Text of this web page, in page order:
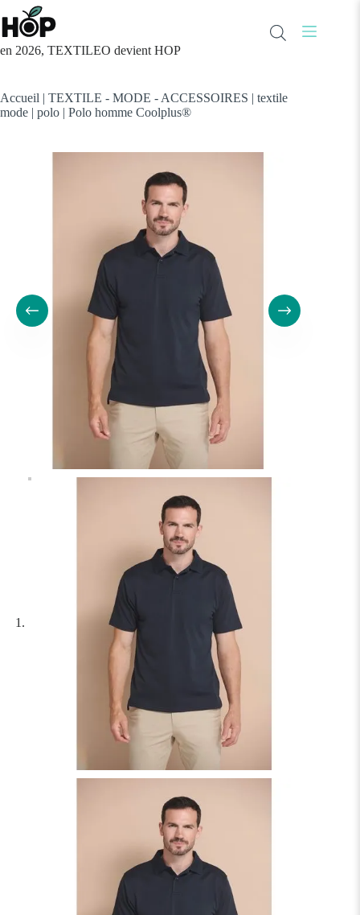
Passer
au
contenu
en 2026, TEXTILEO devient HOP
Accueil | TEXTILE - MODE - ACCESSOIRES | textile
mode | polo | Polo homme Coolplus®